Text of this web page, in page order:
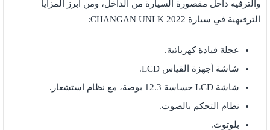
والترفيه داخل مقصورة السيارة من الداخل، ومن أبرز المزايا
الترفيهية في سيارة CHANGAN UNI K 2022:
عجلة قيادة كهربائية.
شاشة أجهزة القياس LCD.
شاشة LCD حساسة 12.3 بوصة، مع نظام استشعار.
نظام التحكم بالصوت.
بلوتوث.